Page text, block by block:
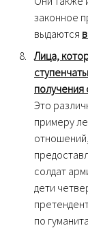
законное
выдаются
Лица,
получения
Это
примеру
солдат
дети
по